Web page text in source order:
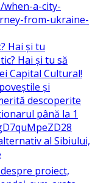
Hai și tu